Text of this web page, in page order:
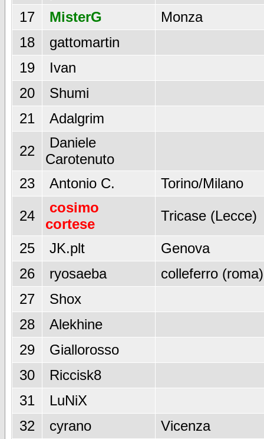
17
MisterG
Monza
18
gattomartin
19
Ivan
20
Shumi
21
Adalgrim
22
Daniele
Carotenuto
23
Antonio C. Torino/Milano
24
cosimo
cortese
Tricase (Lecce)
25 JK.plt
Genova
26
ryosaeba
colleferro (roma)
27
Shox
28
Alekhine
29
Giallorosso
30
Riccisk8
31
LuNiX
32
cyrano
Vicenza